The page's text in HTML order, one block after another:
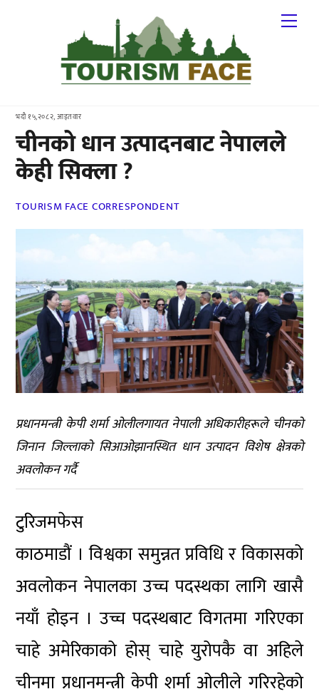
भदौ १५,२०८२, आइतवार
चीनको धान उत्पादनबाट नेपालले
केही सिक्ला ?
TOURISM FACE CORRESPONDENT
प्रधानमन्त्री केपी शर्मा ओलीलगायत नेपाली अधिकारीहरूले चीनको
जिनान जिल्लाको सिआओझानस्थित धान उत्पादन विशेष क्षेत्रको
अवलोकन गर्दै
टुरिजमफेस
काठमाडौं । विश्वका समुन्नत प्रविधि र विकासको
अवलोकन नेपालका उच्च पदस्थका लागि खासै
नयाँ होइन । उच्च पदस्थबाट विगतमा गरिएका
चाहे अमेरिकाको होस् चाहे युरोपकै वा अहिले
चीनमा प्रधानमन्त्री केपी शर्मा ओलीले गरिरहेको